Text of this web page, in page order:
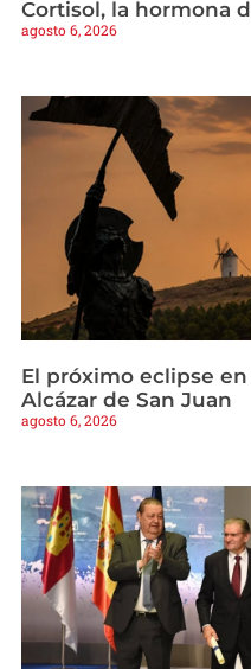
Cortisol, la hormona
agosto 6, 2026
El próximo eclipse
Alcázar de San Juan
agosto 6, 2026